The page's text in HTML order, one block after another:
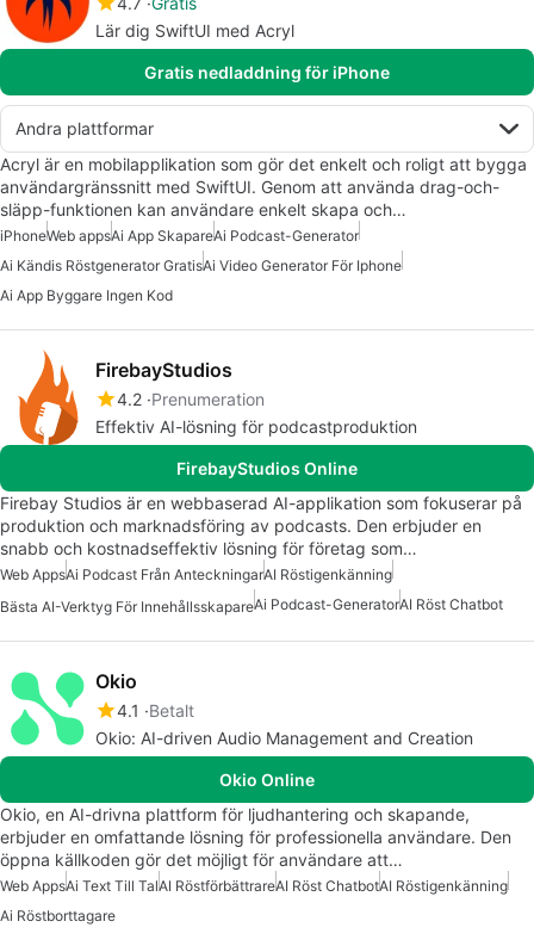
Lär dig SwiftUI med Acryl
Gratis nedladdning för iPhone
Andra plattformar
Acryl är en mobilapplikation som gör det enkelt och roligt att bygga
användargränssnitt med SwiftUI. Genom att använda drag-och-
släpp-funktionen kan användare enkelt skapa och…
iPhoneWeb appsAi App SkapareAi Podcast-Generator
Ai Kändis Röstgenerator GratisAi Video Generator För Iphone
Ai App Byggare Ingen Kod
FirebayStudios
4.2 Prenumeration
Effektiv AI-lösning för podcastproduktion
FirebayStudios Online
Firebay Studios är en webbaserad AI-applikation som fokuserar på
produktion och marknadsföring av podcasts. Den erbjuder en
snabb och kostnadseffektiv lösning för företag som…
Web AppsAi Podcast Från AnteckningarAI Röstigenkänning
Bästa AI-Verktyg För InnehållsskapareAi Podcast-GeneratorAI Röst Chatbot
Okio
4.1
Betalt
Okio: AI-driven Audio Management and Creation
Okio Online
Okio, en AI-drivna plattform för ljudhantering och skapande,
erbjuder en omfattande lösning för professionella användare. Den
öppna källkoden gör det möjligt för användare att…
Web AppsAi Text Till TalAI RöstförbättrareAI Röst ChatbotAI Röstigenkänning
Ai Röstborttagare